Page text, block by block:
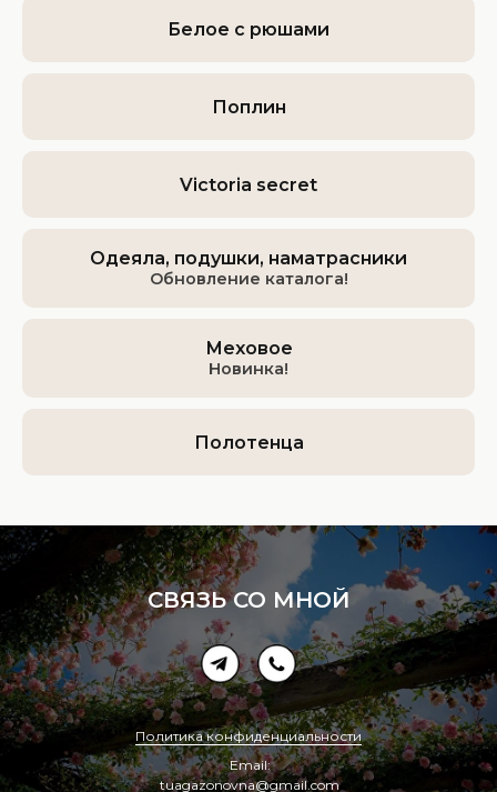
Белое с рюшами
Поплин
Victoria secret
Одеяла, подушки, наматрасники
Обновление каталога!
Меховое
Новинка!
Полотенца
СВЯЗЬ СО МНОЙ
Email:
tuagazonovna@gmail.com
Политика конфиденциальности